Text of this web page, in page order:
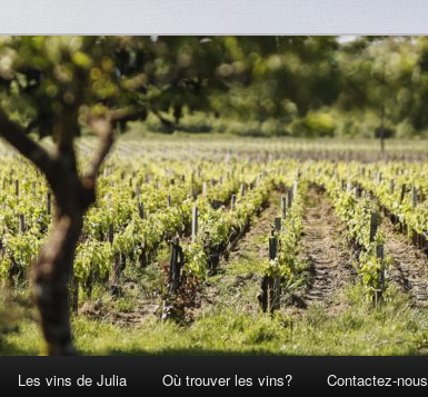
Les vins de Julia Où trouver les vins? Contactez-nous